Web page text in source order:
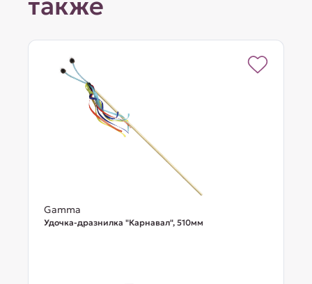
Gamma
Удочка-дразнилка "Карнавал", 510мм